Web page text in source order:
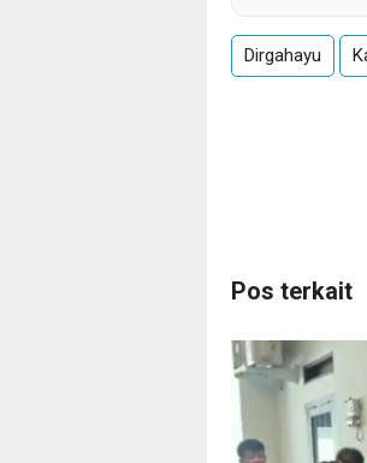
Dirgahayu
Pos terkait